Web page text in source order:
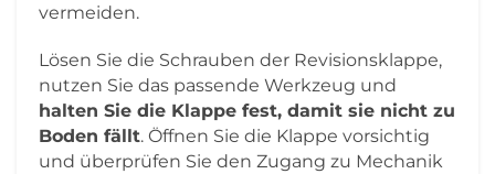
vermeiden.
Lösen Sie die Schrauben der Revisionsklappe,
nutzen Sie das passende Werkzeug und
halten Sie die Klappe fest, damit sie nicht zu
Boden fällt. Öffnen Sie die Klappe vorsichtig
und überprüfen Sie den Zugang zu Mechanik